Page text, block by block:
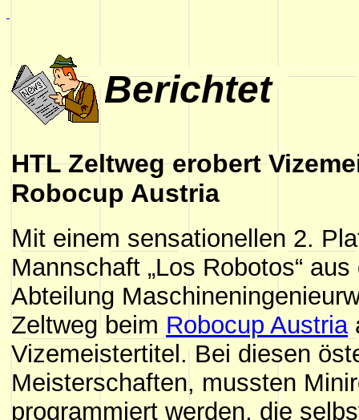
Berichtet
HTL Zeltweg erobert
Robocup Austria
Mit einem sensationellen 2.
Mannschaft „Los Robotos“
Abteilung
Zeltweg beim Robocup Austria
Vizemeistertitel. Bei diesen
Meisterschaften, mussten
programmiert werden, die